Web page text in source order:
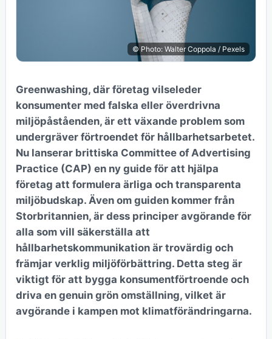
© Photo: Walter Coppola / Pexels
Greenwashing, där företag vilseleder
konsumenter med falska eller överdrivna
miljöpåståenden, är ett växande problem som
undergräver förtroendet för hållbarhetsarbetet.
Nu lanserar brittiska Committee of Advertising
Practice (CAP) en ny guide för att hjälpa
företag att formulera ärliga och transparenta
miljöbudskap. Även om guiden kommer från
Storbritannien, är dess principer avgörande för
alla som vill säkerställa att
hållbarhetskommunikation är trovärdig och
främjar verklig miljöförbättring. Detta steg är
viktigt för att bygga konsumentförtroende och
driva en genuin grön omställning, vilket är
avgörande i kampen mot klimatförändringarna.